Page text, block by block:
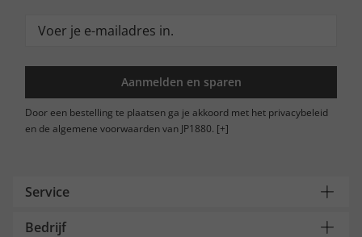
Aanmelden en sparen
Door een bestelling te plaatsen ga je akkoord met het privacybeleid
en de algemene voorwaarden van JP1880. [+]
Service
Bedrijf